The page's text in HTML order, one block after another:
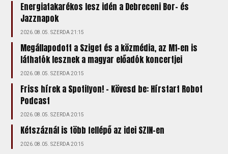
Energiatakarékos lesz idén a Debreceni Bor- és
Jazznapok
2026.08.05. SZERDA 21:15
Megállapodott a Sziget és a közmédia, az M1-en is
láthatók lesznek a magyar előadók koncertjei
2026.08.05. SZERDA 20:15
Friss hírek a Spotifyon! - Kövesd be: Hírstart Robot
Podcast
2026.08.05. SZERDA 20:15
Kétszáznál is több fellépő az idei SZIN-en
2026.08.05. SZERDA 20:15